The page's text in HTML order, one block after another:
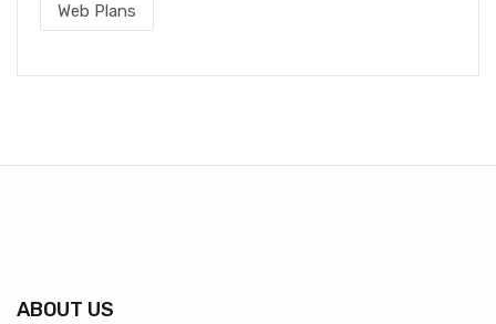
Web Plans
ABOUT US